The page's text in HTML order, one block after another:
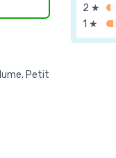
2 ★
1 ★
Petit